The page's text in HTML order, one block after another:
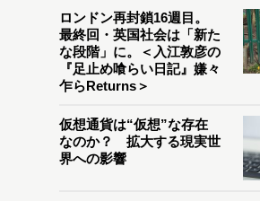
ロンドン再封鎖16週目。
最終回・英国社会は「新た
な段階」に。＜入江敦彦の
『足止め喰らい日記』嫌々
乍らReturns＞
仮想通貨は“仮想”な存在
なのか？ 拡大する現実世
界への影響